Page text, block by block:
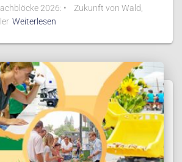
2026: • Zukunft von Wald,
Weiterlesen